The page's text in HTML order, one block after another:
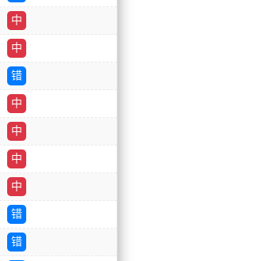
中
中
错
中
中
中
中
错
错